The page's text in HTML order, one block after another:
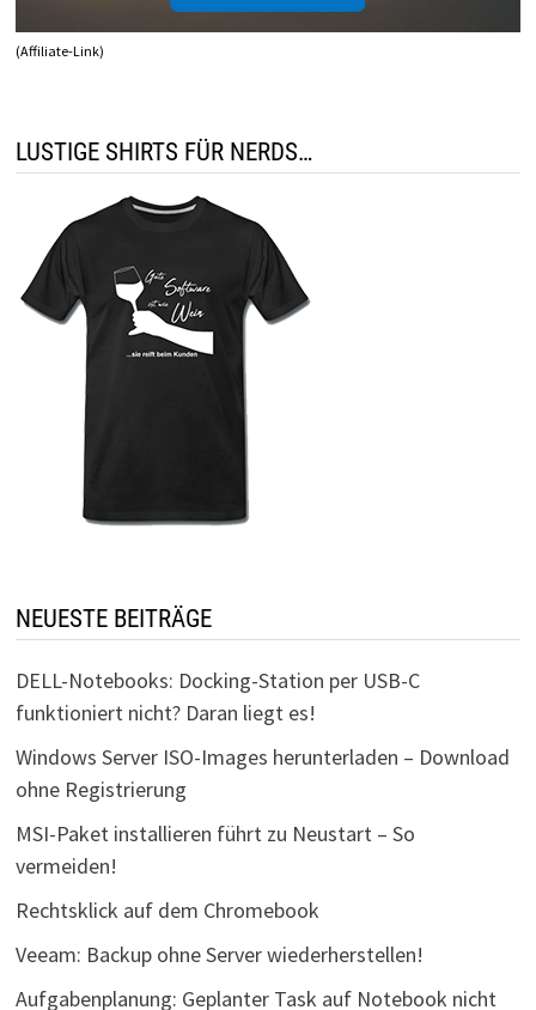
(Affiliate-Link)
LUSTIGE SHIRTS FÜR NERDS…
NEUESTE BEITRÄGE
DELL-Notebooks: Docking-Station per USB-C
funktioniert nicht? Daran liegt es!
Windows Server ISO-Images herunterladen – Download
ohne Registrierung
MSI-Paket installieren führt zu Neustart – So
vermeiden!
Rechtsklick auf dem Chromebook
Veeam: Backup ohne Server wiederherstellen!
Aufgabenplanung: Geplanter Task auf Notebook nicht